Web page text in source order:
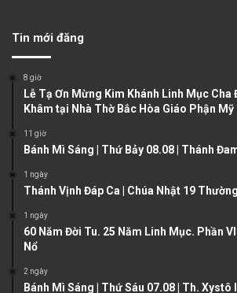
u
s
g
e
Tin mới đăng
8 giờ
Lễ Tạ Ơn Mừng Kim Khánh Linh Mục
Khâm tại Nhà Thờ Bắc Hòa Giáo Phận
11 giờ
Bánh Mì Sáng | Thứ Bảy 08.08 | Thánh
1 ngày
Thánh Vịnh Đáp Ca | Chúa Nhật 19
1 ngày
60 Năm Đời Tu. 25 Năm Linh Mục. Phần
Nổ
2 ngày
Bánh Mì Sáng | Thứ Sáu 07.08 | Th.